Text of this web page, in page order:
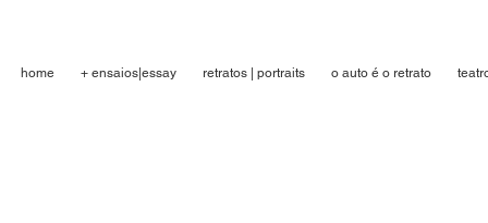
home + ensaios|essay retratos | portraits o auto é o retrato